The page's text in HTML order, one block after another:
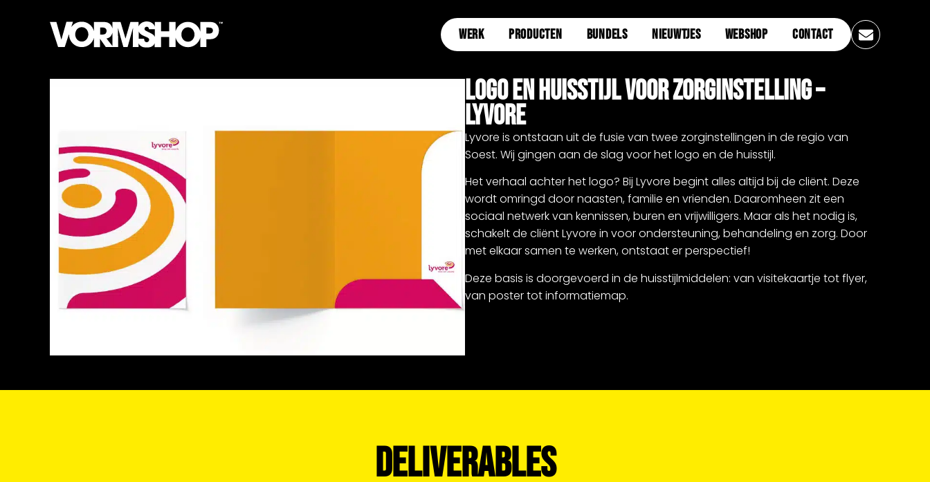
WERK PRODUCTEN BUNDELS NIEUWTJES WEBSHOP CONTACT
Logo En Huisstijl Voor Zorginstelling –
Lyvore
Lyvore is ontstaan uit de fusie van twee zorginstellingen in de regio van
Soest. Wij gingen aan de slag voor het logo en de huisstijl.
Het verhaal achter het logo? Bij Lyvore begint alles altijd bij de cliënt. Deze
wordt omringd door naasten, familie en vrienden. Daaromheen zit een
sociaal netwerk van kennissen, buren en vrijwilligers. Maar als het nodig is,
schakelt de cliënt Lyvore in voor ondersteuning, behandeling en zorg. Door
met elkaar samen te werken, ontstaat er perspectief!
Deze basis is doorgevoerd in de huisstijlmiddelen: van visitekaartje tot flyer,
van poster tot informatiemap.
DELIVERABLES